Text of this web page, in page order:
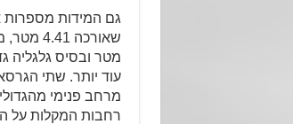
גם המידות מספרות
עוד יותר. שתי
מרחב פנימי
רחבות המקלות על